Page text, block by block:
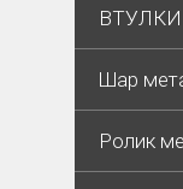
ВТУЛКИ
Шар
Ролик